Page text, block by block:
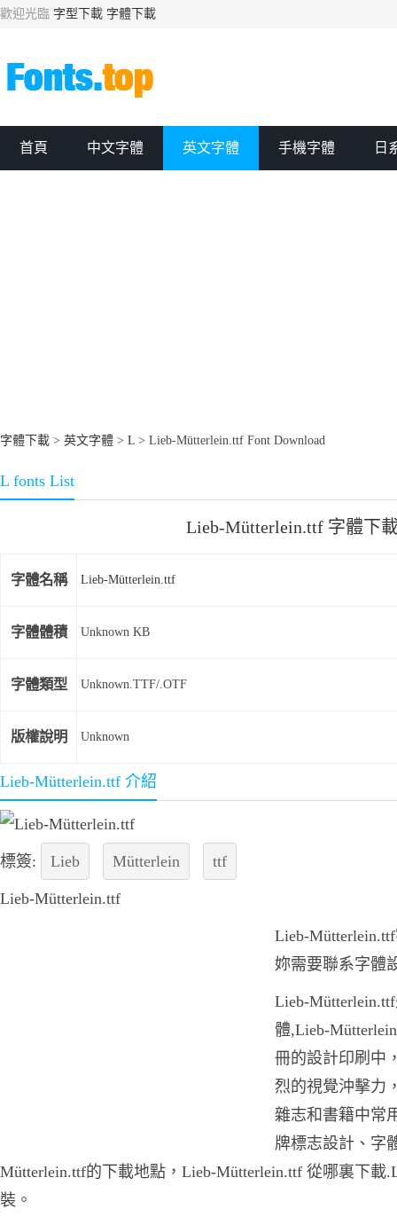
歡迎光臨 字型下載 字體下載
首頁 中文字體 英文字體 手機字體 日
字體下載 > 英文字體 > L > Lieb-Mütterlein.ttf Font Download
L fonts List
Lieb-Mütterlein.ttf 字體下
字體名稱 Lieb-Mütterlein.ttf
字體體積 Unknown KB
字體類型 Unknown.TTF/.OTF
版權說明 Unknown
Lieb-Mütterlein.ttf 介紹
標簽: Lieb Mütterlein ttf
Lieb-Mütterlein.ttf
Lieb-
妳需要聯系字體
Lieb-
體,Lieb-
冊的設計印刷中
烈的視覺沖擊力
雜志和書籍中常
牌標志設計、字
Mütterlein.ttf的下載地點，Lieb-Mütterlein.ttf 從哪裏下載
裝。